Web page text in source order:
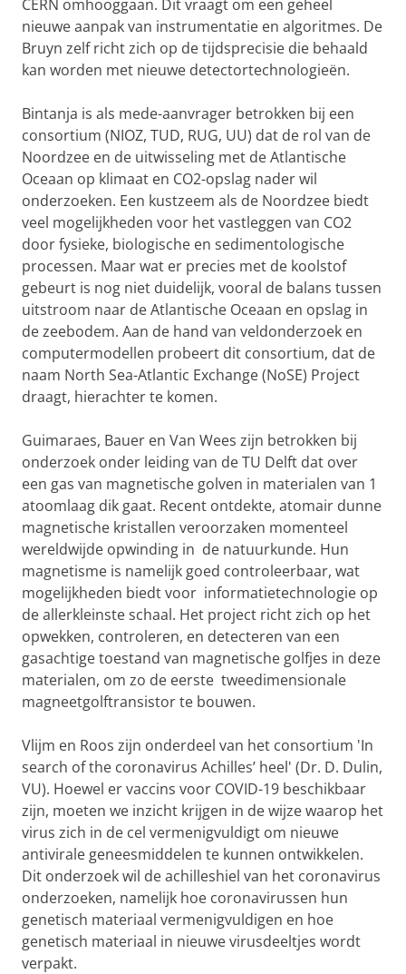
CERN omhooggaan. Dit vraagt om een geheel
nieuwe aanpak van instrumentatie en algoritmes. De
Bruyn zelf richt zich op de tijdsprecisie die behaald
kan worden met nieuwe detectortechnologieën.
Bintanja is als mede-aanvrager betrokken bij een
consortium (NIOZ, TUD, RUG, UU) dat de rol van de
Noordzee en de uitwisseling met de Atlantische
Oceaan op klimaat en CO2-opslag nader wil
onderzoeken. Een kustzeem als de Noordzee biedt
veel mogelijkheden voor het vastleggen van CO2
door fysieke, biologische en sedimentologische
processen. Maar wat er precies met de koolstof
gebeurt is nog niet duidelijk, vooral de balans tussen
uitstroom naar de Atlantische Oceaan en opslag in
de zeebodem. Aan de hand van veldonderzoek en
computermodellen probeert dit consortium, dat de
naam North Sea-Atlantic Exchange (NoSE) Project
draagt, hierachter te komen.
Guimaraes, Bauer en Van Wees zijn betrokken bij
onderzoek onder leiding van de TU Delft dat over
een gas van magnetische golven in materialen van 1
atoomlaag dik gaat. Recent ontdekte, atomair dunne
magnetische kristallen veroorzaken momenteel
wereldwijde opwinding in de natuurkunde. Hun
magnetisme is namelijk goed controleerbaar, wat
mogelijkheden biedt voor informatietechnologie op
de allerkleinste schaal. Het project richt zich op het
opwekken, controleren, en detecteren van een
gasachtige toestand van magnetische golfjes in deze
materialen, om zo de eerste tweedimensionale
magneetgolftransistor te bouwen.
Vlijm en Roos zijn onderdeel van het consortium 'In
search of the coronavirus Achilles’ heel' (Dr. D. Dulin,
VU). Hoewel er vaccins voor COVID-19 beschikbaar
zijn, moeten we inzicht krijgen in de wijze waarop het
virus zich in de cel vermenigvuldigt om nieuwe
antivirale geneesmiddelen te kunnen ontwikkelen.
Dit onderzoek wil de achilleshiel van het coronavirus
onderzoeken, namelijk hoe coronavirussen hun
genetisch materiaal vermenigvuldigen en hoe
genetisch materiaal in nieuwe virusdeeltjes wordt
verpakt.